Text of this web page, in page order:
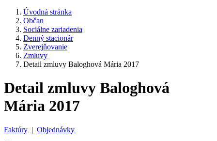
Úvodná stránka
Občan
Sociálne zariadenia
Denný stacionár
Zverejňovanie
Zmluvy
Detail zmluvy Baloghová Mária 2017
Detail zmluvy Baloghová
Mária 2017
Faktúry | Objednávky